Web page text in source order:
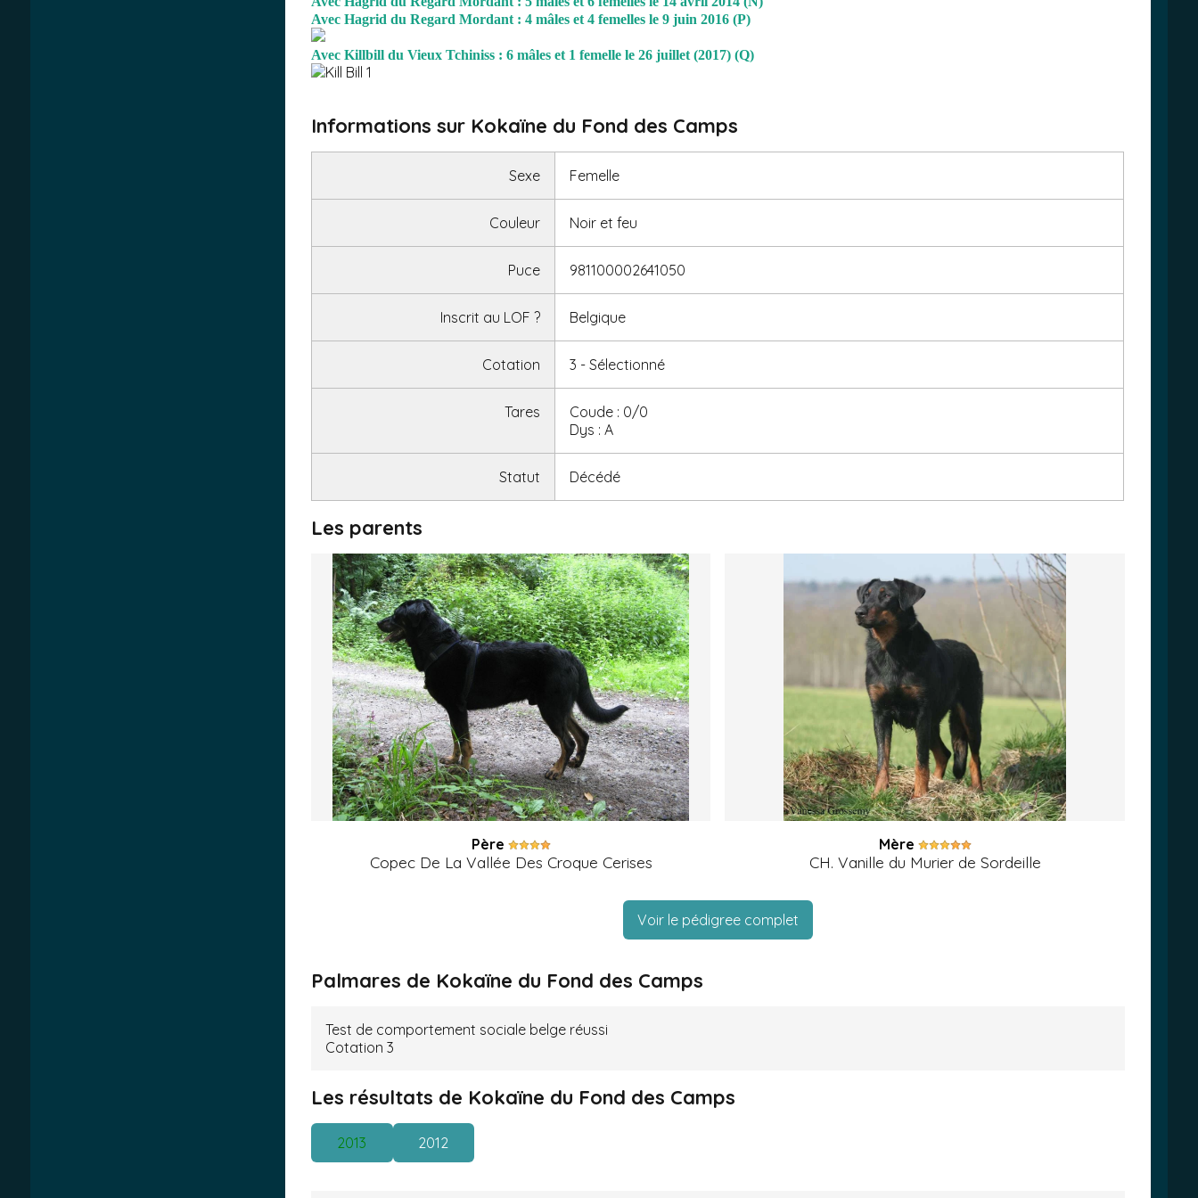
Avec Hagrid du Regard Mordant : 4 mâles et 4 femelles le 9 juin 2016 (P)
Avec Killbill du Vieux Tchiniss : 6 mâles et 1 femelle le 26 juillet (2017) (Q)
Informations sur Kokaïne du Fond des Camps
Sexe Femelle
Couleur Noir et feu
Puce 981100002641050
Inscrit au LOF? Belgique
Cotation 3 - Sélectionné
Tares
Coude : 0/0
Dys : A
Statut Décédé
Les parents
Père
Copec De La Vallée Des Croque Cerises
Mère
CH. Vanille du Murier de Sordeille
Voir le pédigree complet
Palmares de Kokaïne du Fond des Camps
Test de comportement sociale belge réussi
Cotation 3
Les résultats de Kokaïne du Fond des Camps
2013 2012